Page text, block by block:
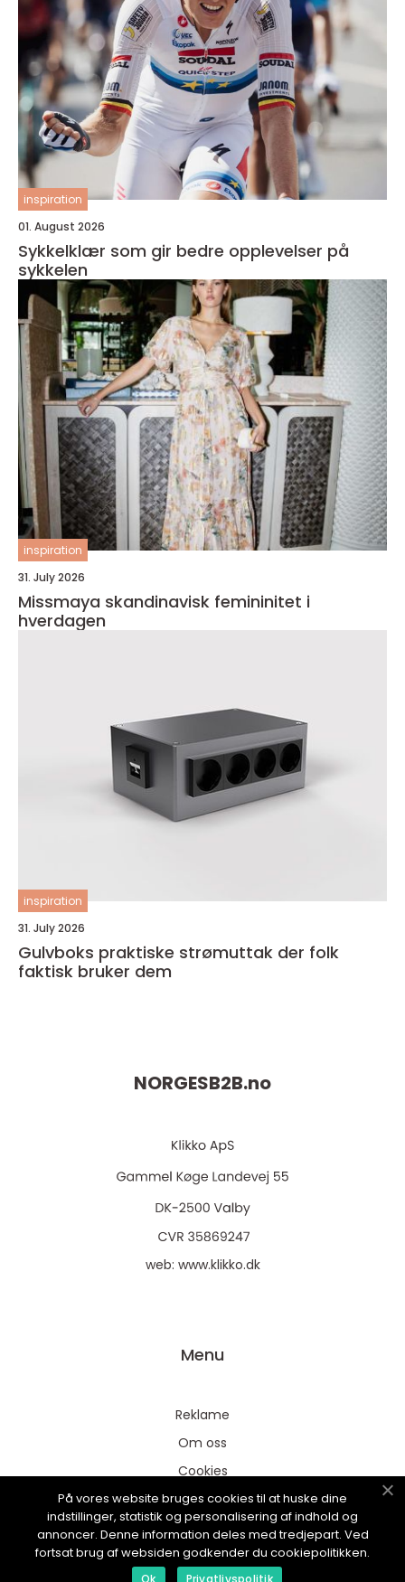
inspiration
01. August 2026
Sykkelklær som gir bedre opplevelser på
sykkelen
inspiration
31. July 2026
Missmaya skandinavisk femininitet i
hverdagen
inspiration
31. July 2026
Gulvboks praktiske strømuttak der folk
faktisk bruker dem
NORGESB2B.no
web: www.klikko.dk
Menu
Reklame
Om oss
Cookies
Kontakt Oss
Sitemap
På vores website bruges cookies til at huske dine
indstillinger, statistik og personalisering af indhold og
annoncer. Denne information deles med tredjepart. Ved
fortsat brug af websiden godkender du cookiepolitikken.
Ok Privatlivspolitik